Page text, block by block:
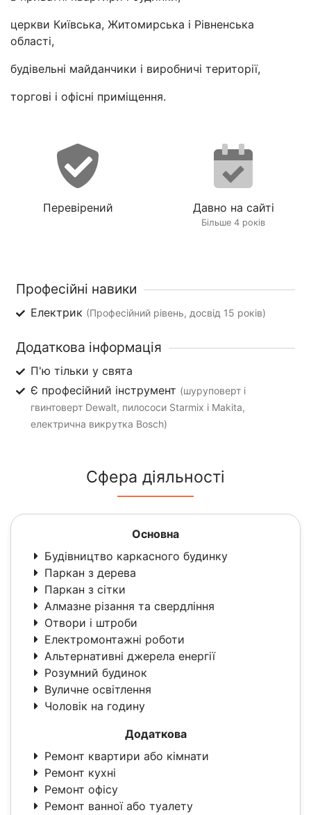
церкви Київська, Житомирська і Рівненська
області,
будівельні майданчики і виробничі території,
торгові і офісні приміщення.
Перевірений Давно на сайті
Більше 4 років
Професійні навики
Електрик (Професійний рівень, досвід 15 років)
Додаткова інформація
П'ю тільки у свята
Є професійний інструмент (шуруповерт і
гвинтоверт Dewalt, пилососи Starmix і Makita,
електрична викрутка Bosch)
Сфера діяльності
Основна
Будівництво каркасного будинку
Паркан з дерева
Паркан з сітки
Алмазне різання та свердління
Отвори і штроби
Електромонтажні роботи
Альтернативні джерела енергії
Розумний будинок
Вуличне освітлення
Чоловік на годину
Додаткова
Ремонт квартири або кімнати
Ремонт кухні
Ремонт офісу
Ремонт ванної або туалету